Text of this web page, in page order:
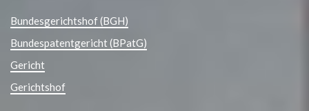
Bundesgerichtshof (BGH)
Bundespatentgericht (BPatG)
Gericht
Gerichtshof